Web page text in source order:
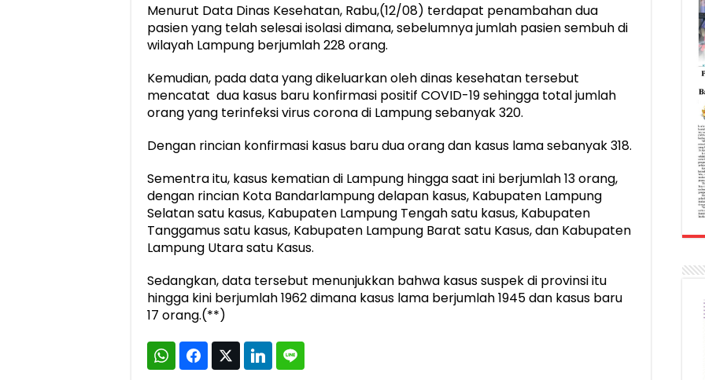
Menurut Data Dinas Kesehatan, Rabu,(12/08) terdapat penambahan dua
pasien yang telah selesai isolasi dimana, sebelumnya jumlah pasien sembuh di
wilayah Lampung berjumlah 228 orang.
Kemudian, pada data yang dikeluarkan oleh dinas kesehatan tersebut
mencatat dua kasus baru konfirmasi positif COVID-19 sehingga total jumlah
orang yang terinfeksi virus corona di Lampung sebanyak 320.
Dengan rincian konfirmasi kasus baru dua orang dan kasus lama sebanyak 318.
Sementra itu, kasus kematian di Lampung hingga saat ini berjumlah 13 orang,
dengan rincian Kota Bandarlampung delapan kasus, Kabupaten Lampung
Selatan satu kasus, Kabupaten Lampung Tengah satu kasus, Kabupaten
Tanggamus satu kasus, Kabupaten Lampung Barat satu Kasus, dan Kabupaten
Lampung Utara satu Kasus.
Sedangkan, data tersebut menunjukkan bahwa kasus suspek di provinsi itu
hingga kini berjumlah 1962 dimana kasus lama berjumlah 1945 dan kasus baru
17 orang.(**)